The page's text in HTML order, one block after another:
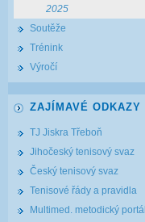
2025
Soutěže
Trénink
Výročí
ZAJÍMAVÉ ODKAZY
TJ Jiskra Třeboň
Jihočeský tenisový svaz
Český tenisový svaz
Tenisové řády a pravidla
Multimed. metodický portál